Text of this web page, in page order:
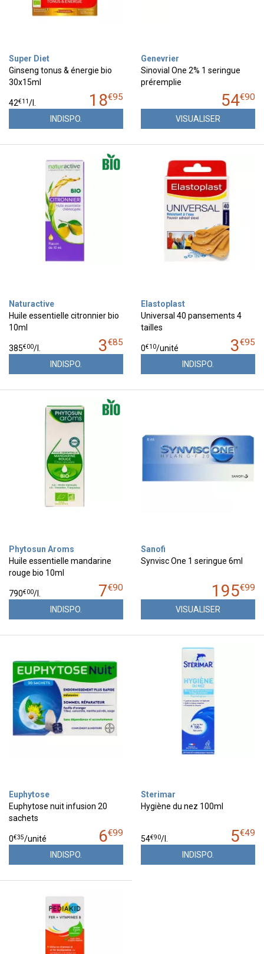
Super Diet
Ginseng tonus & énergie bio
30x15ml
18€95
42€11/l.
INDISPO.
Genevrier
Sinovial One 2% 1 seringue
préremplie
54€90
VISUALISER
Naturactive
Huile essentielle citronnier bio
10ml
3€85
385€00/l.
INDISPO.
Elastoplast
Universal 40 pansements 4
tailles
3€95
0€10/unité
INDISPO.
Phytosun Aroms
Huile essentielle mandarine
rouge bio 10ml
7€90
790€00/l.
INDISPO.
Sanofi
Synvisc One 1 seringue 6ml
195€99
VISUALISER
Euphytose
Euphytose nuit infusion 20
sachets
6€99
0€35/unité
INDISPO.
Sterimar
Hygiène du nez 100ml
5€49
54€90/l.
INDISPO.